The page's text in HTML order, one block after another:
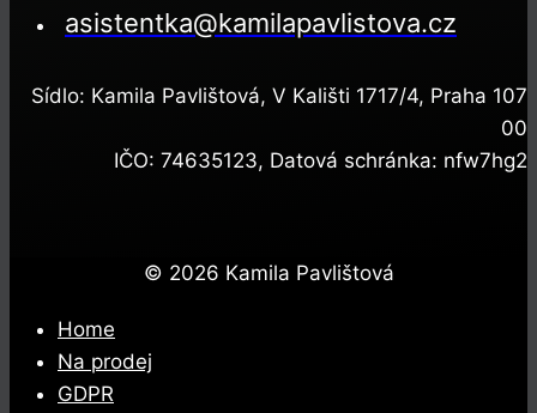
asistentka@kamilapavlistova.cz
Sídlo: Kamila Pavlištová, V Kališti 1717/4, Praha 107
00
IČO: 74635123, Datová schránka: nfw7hg2
© 2026 Kamila Pavlištová
Home
Na prodej
GDPR